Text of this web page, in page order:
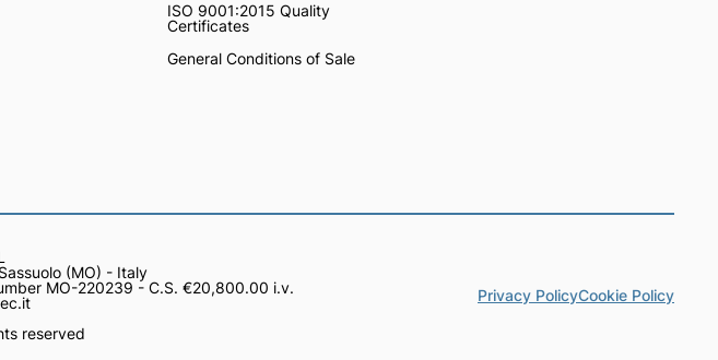
ISO 9001:2015 Quality
Certificates
General Conditions of Sale
(MO) - Italy
MO-220239 - C.S. €20,800.00 i.v.
reserved
Privacy PolicyCookie Policy